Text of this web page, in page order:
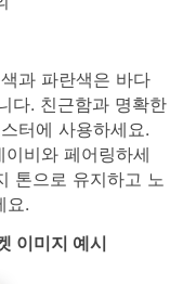
과 파란색은 바다
다. 친근함과 명확한
터에 사용하세요.
비와 페어링하세
톤으로 유지하고 노
요.
이미지 예시